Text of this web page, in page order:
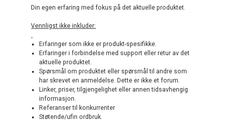
Din egen erfaring med fokus på det aktuelle produktet.
Vennligst ikke inkluder:
Erfaringer som ikke er produkt-spesifikke.
Erfaringer i forbindelse med support eller retur av det
aktuelle produktet.
Spørsmål om produktet eller spørsmål til andre som
har skrevet en anmeldelse. Dette er ikke et forum.
Linker, priser, tilgjengelighet eller annen tidsavhengig
informasjon.
Referanser til konkurrenter
Støtende/ufin ordbruk.